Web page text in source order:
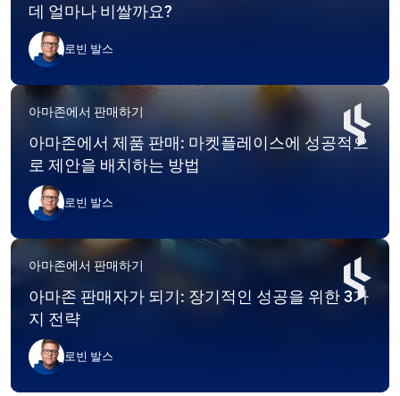
데 얼마나 비쌀까요?
로빈 발스
아마존에서 판매하기
아마존에서 제품 판매: 마켓플레이스에 성공적으
로 제안을 배치하는 방법
로빈 발스
아마존에서 판매하기
아마존 판매자가 되기: 장기적인 성공을 위한 3가
지 전략
로빈 발스